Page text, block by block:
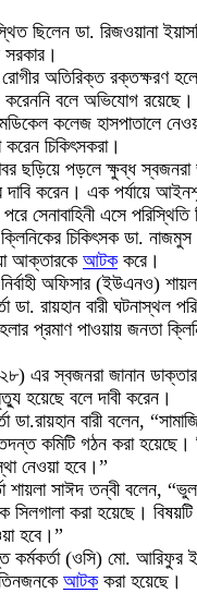
ছিলেন ডা. রিজওয়ানা
সরকার।
অতিরিক্ত রক্তক্ষরণ
করেননি বলে অভিযোগ
কলেজ হাসপাতালে
চিকিৎসকরা।
ছড়িয়ে পড়লে ক্ষুব্ধ স্বজনরা
দাবি করেন। এক পর্যায়ে
সেনাবাহিনী এসে পরিস্থিতি
চিকিৎসক ডা. নাজমুস
আক্তারকে আটককরে।
অফিসার (ইউএনও)
ডা. রায়হান বারী ঘটনাস্থল
প্রমাণ পাওয়ায় জনতা
এর স্বজনরা জানান
হয়েছে বলে দাবী করেন।
ডা.রায়হান বারী বলেন,
কমিটি গঠন করা হয়েছে।
নেওয়া হবে।”
শায়লা সাঈদ তন্বী বলেন,
সিলগালা করা হয়েছে।
হবে।”
কর্মকর্তা (ওসি) মো. আরিফুর
আটককরা হয়েছে।